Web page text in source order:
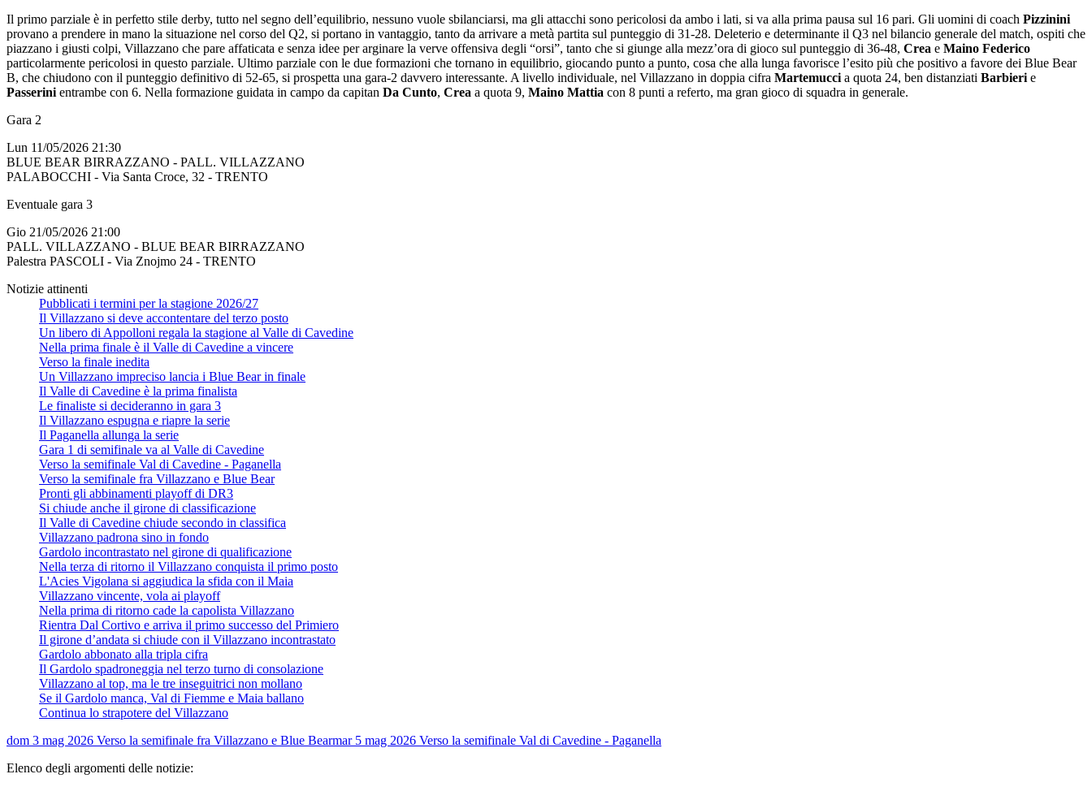
Il primo parziale è in perfetto stile derby, tutto nel segno dell’equilibrio, nessuno vuole sbilanciarsi, ma gli attacchi sono pericolosi da ambo i lati, si va alla prima pausa sul 16 pari. Gli uomini di coach Pizzinini
provano a prendere in mano la situazione nel corso del Q2, si portano in vantaggio, tanto da arrivare a metà partita sul punteggio di 31-28. Deleterio e determinante il Q3 nel bilancio generale del match, ospiti che
piazzano i giusti colpi, Villazzano che pare affaticata e senza idee per arginare la verve offensiva degli “orsi”, tanto che si giunge alla mezz’ora di gioco sul punteggio di 36-48, Crea e Maino Federico
particolarmente pericolosi in questo parziale. Ultimo parziale con le due formazioni che tornano in equilibrio, giocando punto a punto, cosa che alla lunga favorisce l’esito più che positivo a favore dei Blue Bear
B, che chiudono con il punteggio definitivo di 52-65, si prospetta una gara-2 davvero interessante. A livello individuale, nel Villazzano in doppia cifra Martemucci a quota 24, ben distanziati Barbieri e
Passerini entrambe con 6. Nella formazione guidata in campo da capitan Da Cunto, Crea a quota 9, Maino Mattia con 8 punti a referto, ma gran gioco di squadra in generale.
Gara 2
Lun 11/05/2026 21:30
BLUE BEAR BIRRAZZANO - PALL. VILLAZZANO
PALABOCCHI - Via Santa Croce, 32 - TRENTO
Eventuale gara 3
Gio 21/05/2026 21:00
PALL. VILLAZZANO - BLUE BEAR BIRRAZZANO
Palestra PASCOLI - Via Znojmo 24 - TRENTO
Notizie attinenti
Pubblicati i termini per la stagione 2026/27
Il Villazzano si deve accontentare del terzo posto
Un libero di Appolloni regala la stagione al Valle di Cavedine
Nella prima finale è il Valle di Cavedine a vincere
Verso la finale inedita
Un Villazzano impreciso lancia i Blue Bear in finale
Il Valle di Cavedine è la prima finalista
Le finaliste si decideranno in gara 3
Il Villazzano espugna e riapre la serie
Il Paganella allunga la serie
Gara 1 di semifinale va al Valle di Cavedine
Verso la semifinale Val di Cavedine - Paganella
Verso la semifinale fra Villazzano e Blue Bear
Pronti gli abbinamenti playoff di DR3
Si chiude anche il girone di classificazione
Il Valle di Cavedine chiude secondo in classifica
Villazzano padrona sino in fondo
Gardolo incontrastato nel girone di qualificazione
Nella terza di ritorno il Villazzano conquista il primo posto
L'Acies Vigolana si aggiudica la sfida con il Maia
Villazzano vincente, vola ai playoff
Nella prima di ritorno cade la capolista Villazzano
Rientra Dal Cortivo e arriva il primo successo del Primiero
Il girone d’andata si chiude con il Villazzano incontrastato
Gardolo abbonato alla tripla cifra
Il Gardolo spadroneggia nel terzo turno di consolazione
Villazzano al top, ma le tre inseguitrici non mollano
Se il Gardolo manca, Val di Fiemme e Maia ballano
Continua lo strapotere del Villazzano
dom 3 mag 2026 Verso la semifinale fra Villazzano e Blue Bearmar 5 mag 2026 Verso la semifinale Val di Cavedine - Paganella
Elenco degli argomenti delle notizie: